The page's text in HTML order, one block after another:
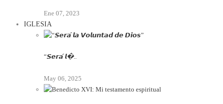
Ene 07, 2023
IGLESIA
“𝙎𝙚𝙧𝙖́ 𝙡�..
May 06, 2025